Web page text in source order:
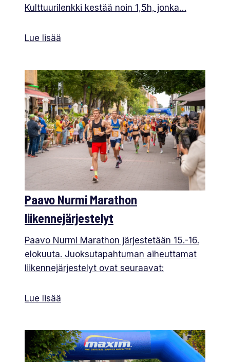
Kulttuurilenkki kestää noin 1,5h, jonka…
Lue lisää
Paavo Nurmi Marathon
liikennejärjestelyt
Paavo Nurmi Marathon järjestetään 15.-16.
elokuuta. Juoksutapahtuman aiheuttamat
liikennejärjestelyt ovat seuraavat:
Lue lisää